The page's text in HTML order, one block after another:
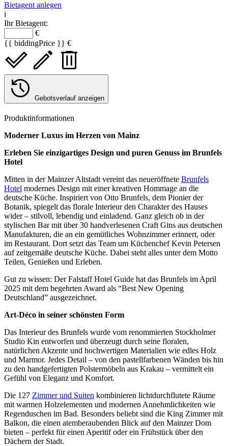
Bietagent anlegen
i
Ihr Bietagent:
€
{{ biddingPrice }} €
Gebotsverlauf anzeigen
Produktinformationen
Moderner Luxus im Herzen von Mainz
Erleben Sie einzigartiges Design und puren Genuss im Brunfels
Hotel
Mitten in der Mainzer Altstadt vereint das neueröffnete Brunfels
Hotel modernes Design mit einer kreativen Hommage an die
deutsche Küche. Inspiriert von Otto Brunfels, dem Pionier der
Botanik, spiegelt das florale Interieur den Charakter des Hauses
wider – stilvoll, lebendig und einladend. Ganz gleich ob in der
stylischen Bar mit über 30 handverlesenen Craft Gins aus deutschen
Manufakturen, die an ein gemütliches Wohnzimmer erinnert, oder
im Restaurant. Dort setzt das Team um Küchenchef Kevin Petersen
auf zeitgemäße deutsche Küche. Dabei steht alles unter dem Motto
Teilen, Genießen und Erleben.
Gut zu wissen: Der Falstaff Hotel Guide hat das Brunfels im April
2025 mit dem begehrten Award als “Best New Opening
Deutschland” ausgezeichnet.
Art-Déco in seiner schönsten Form
Das Interieur des Brunfels wurde vom renommierten Stockholmer
Studio Kin entworfen und überzeugt durch seine floralen,
natürlichen Akzente und hochwertigen Materialien wie edles Holz
und Marmor. Jedes Detail – von den pastellfarbenen Wänden bis hin
zu den handgefertigten Polstermöbeln aus Krakau – vermittelt ein
Gefühl von Eleganz und Komfort.
Die 127 Zimmer und Suiten kombinieren lichtdurchflutete Räume
mit warmen Holzelementen und modernen Annehmlichkeiten wie
Regenduschen im Bad. Besonders beliebt sind die King Zimmer mit
Balkon, die einen atemberaubenden Blick auf den Mainzer Dom
bieten – perfekt für einen Aperitif oder ein Frühstück über den
Dächern der Stadt.